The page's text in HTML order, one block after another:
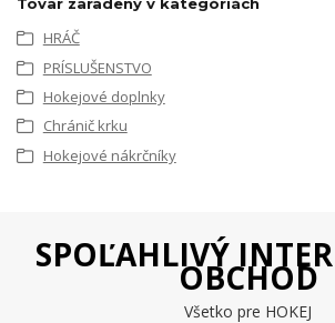
HRÁČ
PRÍSLUŠENSTVO
Hokejové doplnky
Chránič krku
Hokejové nákrčníky
SPOĽAHLIVÝ
OBCHOD
Všetko pre HOKEJ